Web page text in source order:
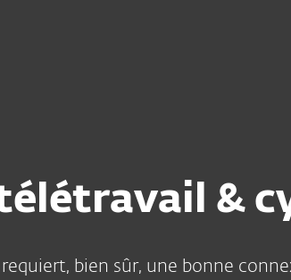
&
bien sûr, une bonne